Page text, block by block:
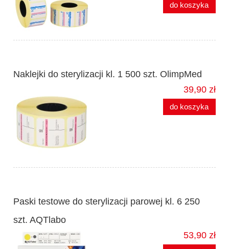
do koszyka
Naklejki do sterylizacji kl. 1 500 szt. OlimpMed
39,90 zł
do koszyka
Paski testowe do sterylizacji parowej kl. 6 250
szt. AQTlabo
53,90 zł